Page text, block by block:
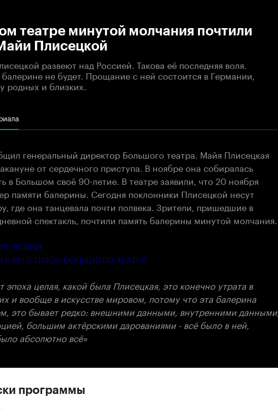
театре минутой молчания почтили
Плисецкой
развеют над Россией. Такова её последняя воля.
не будет. Прощание с ней состоится в Германии,
родных и близких.
генеральный директор Большого театра. Майя Плисецкая
от сердечного приступа. В ноябре она собиралась
в Большом своё 90-летие. В театре заявили, что 20 ноября
памяти балерины. Сегодня поклонники Плисецкой несут
где она танцевала почти полвека. Зрители, пришедшие в
спектакль, почтили память балерины минутой молчания.
РЕПЕТИТОР БОЛЬШОГО ТЕАТРА
эпоха целая, какой была Плисецкая, это конечно утрата в
и вообще в искусстве мировом, потому что эта балерина
это бывает редко: внешними данными, внутренними данными,
большим актёрскими дарованиями - всё было в ней,
абсолютно всё»
программы